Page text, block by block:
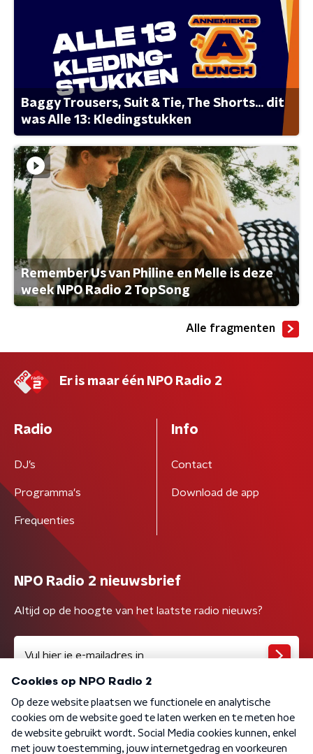
Baggy Trousers, Suit & Tie, The Shorts... dit
was Alle 13: Kledingstukken
Remember Us van Philine en Melle is deze
week NPO Radio 2 TopSong
Alle fragmenten
Er is maar één NPO Radio 2
Radio
DJ’s
Programma's
Frequenties
Info
Contact
Download de app
NPO Radio 2 nieuwsbrief
Altijd op de hoogte van het laatste radio nieuws?
Algemene voorwaarden